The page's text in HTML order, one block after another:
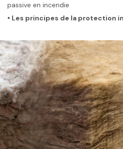
passive en incendie
• Les principes de la protection